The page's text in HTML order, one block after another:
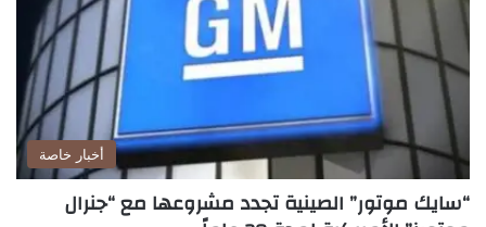
أخبار خاصة
“سايك موتور” الصينية تجدد مشروعها مع “جنرال